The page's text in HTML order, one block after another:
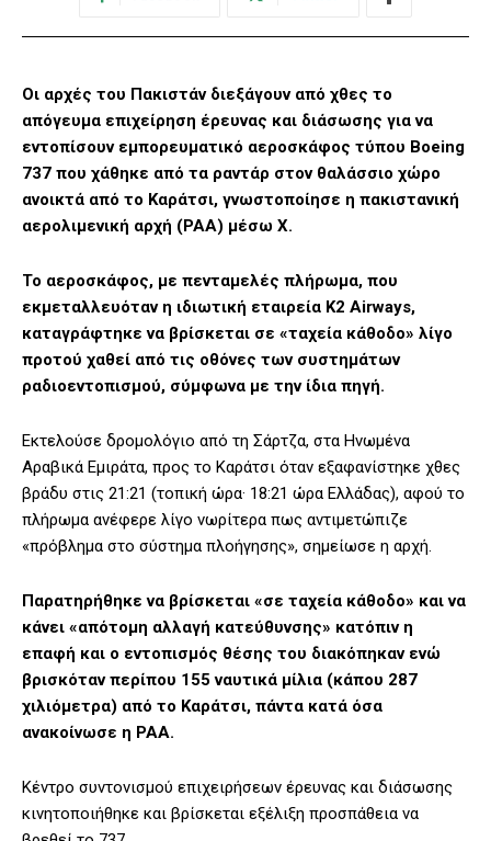
Οι αρχές του Πακιστάν διεξάγουν από χθες το
απόγευμα επιχείρηση έρευνας και διάσωσης για να
εντοπίσουν εμπορευματικό αεροσκάφος τύπου Boeing
737 που χάθηκε από τα ραντάρ στον θαλάσσιο χώρο
ανοικτά από το Καράτσι, γνωστοποίησε η πακιστανική
αερολιμενική αρχή (PAA) μέσω X.
Το αεροσκάφος, με πενταμελές πλήρωμα, που
εκμεταλλευόταν η ιδιωτική εταιρεία K2 Airways,
καταγράφτηκε να βρίσκεται σε «ταχεία κάθοδο» λίγο
προτού χαθεί από τις οθόνες των συστημάτων
ραδιοεντοπισμού, σύμφωνα με την ίδια πηγή.
Εκτελούσε δρομολόγιο από τη Σάρτζα, στα Ηνωμένα
Αραβικά Εμιράτα, προς το Καράτσι όταν εξαφανίστηκε χθες
βράδυ στις 21:21 (τοπική ώρα· 18:21 ώρα Ελλάδας), αφού το
πλήρωμα ανέφερε λίγο νωρίτερα πως αντιμετώπιζε
«πρόβλημα στο σύστημα πλοήγησης», σημείωσε η αρχή.
Παρατηρήθηκε να βρίσκεται «σε ταχεία κάθοδο» και να
κάνει «απότομη αλλαγή κατεύθυνσης» κατόπιν η
επαφή και ο εντοπισμός θέσης του διακόπηκαν ενώ
βρισκόταν περίπου 155 ναυτικά μίλια (κάπου 287
χιλιόμετρα) από το Καράτσι, πάντα κατά όσα
ανακοίνωσε η PAA.
Κέντρο συντονισμού επιχειρήσεων έρευνας και διάσωσης
κινητοποιήθηκε και βρίσκεται εξέλιξη προσπάθεια να